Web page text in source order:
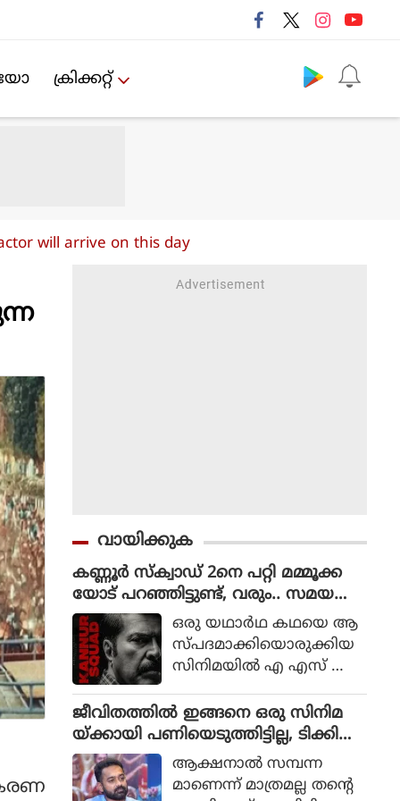
ക്രിക്കറ്റ്‌
will arrive on this day
വായിക്കുക
കണ്ണൂർ സ്ക്വാഡ് 2നെ പറ്റി മമ്മൂക്ക
യോട് പറഞ്ഞിട്ടുണ്ട്, വരും.. സമയ
മെടുക്കും : റോണി ഡേവിഡ്
ഒരു യഥാര്‍ഥ കഥയെ ആ
സ്പദമാക്കിയൊരുക്കിയ
സിനിമയില്‍ എ എസ് ഐ
ഥാപാത്രമായാണ് മമ്മൂട്ടി
എത്തിയത്. ഒരു കുറ്റ
വാളിയെ പിടികൂടാനായി ഉ
ത്തരേന്ത്യന്‍ സംസ്ഥാനങ്ങ
ളിലേക്ക് യാത്ര തിരിക്കുന്ന
ജീവിതത്തിൽ ഇങ്ങനെ ഒരു സിനിമ
യ്ക്കായി പണിയെടുത്തിട്ടില്ല, ടിക്കി
ടാക്കയെ പറ്റി ആസിഫ് അലി
ആക്ഷനാല്‍ സമ്പന്ന
മാണെന്ന് മാത്രമല്ല തന്റെ